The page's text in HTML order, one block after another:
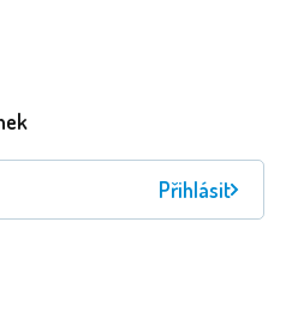
Přihlásit